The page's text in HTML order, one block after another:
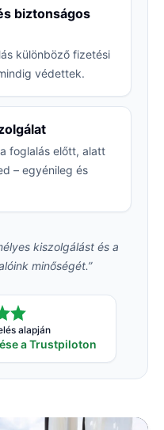
biztonságos
különböző fizetési
védettek.
foglalás előtt, alatt
– egyénileg és
kiszolgálást és a
minőségét.”
alapján
a Trustpiloton